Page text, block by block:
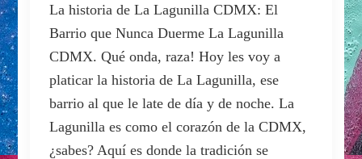
La historia de La Lagunilla CDMX: El
Barrio que Nunca Duerme La Lagunilla
CDMX. Qué onda, raza! Hoy les voy a
platicar la historia de La Lagunilla, ese
barrio al que le late de día y de noche. La
Lagunilla es como el corazón de la CDMX,
¿sabes? Aquí es donde la tradición se